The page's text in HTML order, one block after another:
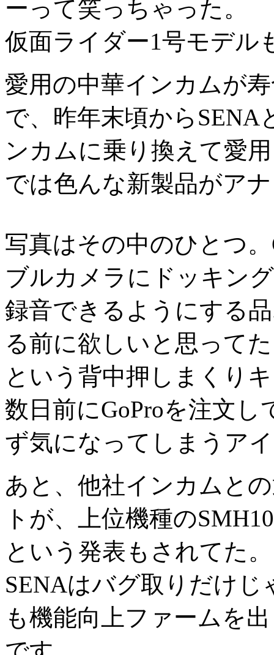
ーって笑っちゃった。
仮面ライダー1号モデル
愛用の中華インカムが
で、昨年末頃から
ンカムに乗り換えて愛
では色んな新製品がア
写真はその中のひとつ
ブルカメラにドッキン
録音できるようにする
る前に欲しいと思って
という背中押しまくり
数日前にGoProを注文
ず気になってしまうア
あと、他社インカムと
トが、上位機種の
という発表もされてた。
SENAはバグ取りだけ
も機能向上ファームを